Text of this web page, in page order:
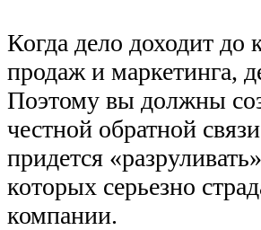
Когда дело доходит до
продаж и маркетинга,
Поэтому вы должны
честной обратной
придется
которых серьезно
компании.